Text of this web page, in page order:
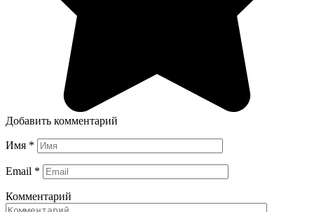
Добавить комментарий
Имя *
Email *
Комментарий